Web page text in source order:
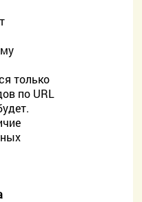
только
по URL